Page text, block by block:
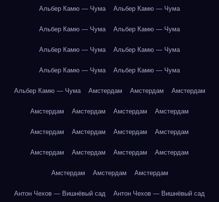
Альбер Камю — Чума Альбер Камю — Чума
Альбер Камю — Чума Альбер Камю — Чума
Альбер Камю — Чума Альбер Камю — Чума
Альбер Камю — Чума Альбер Камю — Чума
Альбер Камю — Чума Амстердам Амстердам Амстердам
Амстердам Амстердам Амстердам Амстердам
Амстердам Амстердам Амстердам Амстердам
Амстердам Амстердам Амстердам Амстердам
Амстердам Амстердам Амстердам
Антон Чехов — Вишнёвый сад Антон Чехов — Вишнёвый сад